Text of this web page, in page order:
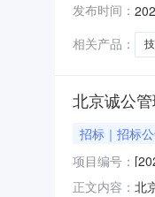
价
发布时间：
相关产品：
北京诚公
招标｜招标
项目编号：
正文内容： 北